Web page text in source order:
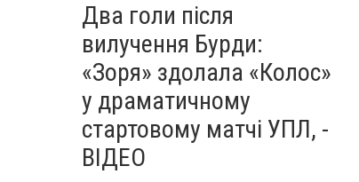
Два голи після
вилучення Бурди:
«Зоря» здолала «Колос»
у драматичному
стартовому матчі УПЛ, -
ВІДЕО